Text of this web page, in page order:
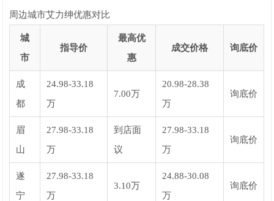
周边城市艾力绅优惠对比
城
市
指导价
最高优
惠
成交价格 询底价
成
都
24.98-33.18
万
7.00万
20.98-28.38
万
询底价
眉
山
27.98-33.18
万
到店面
议
27.98-33.18
万
询底价
遂
宁
27.98-33.18
万
3.10万
24.88-30.08
万
询底价